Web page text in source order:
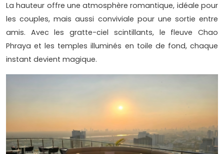
La hauteur offre une atmosphère romantique, idéale pour
les couples, mais aussi conviviale pour une sortie entre
amis. Avec les gratte-ciel scintillants, le fleuve Chao
Phraya et les temples illuminés en toile de fond, chaque
instant devient magique.